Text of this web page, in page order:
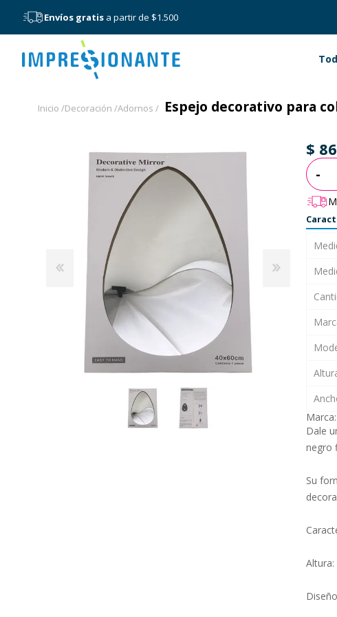
Envíos gratis a partir de $1.500
Menú
Inicio /Decoración /Adornos / Espejo decorativo para
$
-
Marca:
Dale
negro
Su